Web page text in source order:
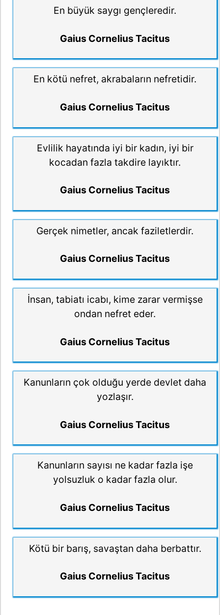
En büyük saygı gençleredir.
Gaius Cornelius Tacitus
En kötü nefret, akrabaların nefretidir.
Gaius Cornelius Tacitus
Evlilik hayatında iyi bir kadın, iyi bir
kocadan fazla takdire layıktır.
Gaius Cornelius Tacitus
Gerçek nimetler, ancak faziletlerdir.
Gaius Cornelius Tacitus
İnsan, tabiatı icabı, kime zarar vermişse
ondan nefret eder.
Gaius Cornelius Tacitus
Kanunların çok olduğu yerde devlet daha
yozlaşır.
Gaius Cornelius Tacitus
Kanunların sayısı ne kadar fazla işe
yolsuzluk o kadar fazla olur.
Gaius Cornelius Tacitus
Kötü bir barış, savaştan daha berbattır.
Gaius Cornelius Tacitus